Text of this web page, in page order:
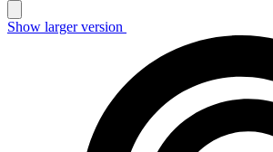
Show larger version